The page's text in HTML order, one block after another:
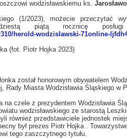
wodzisławskiemu ks.
(1/2023), możecie przeczytać
piątą rocznicę
herold-wodzislawski-71online-
(fot. Piotr Hojka 2023)
został honorowym obywatelem
Rady Miasta Wodzisławia Śląskiego w
na czele z prezydentem Wodzisławia
wodzisławskiego ze starostą
również przedstawiciele jednostek
był prezes Piotr Hojka .
tego zaszczytnego tytułu.